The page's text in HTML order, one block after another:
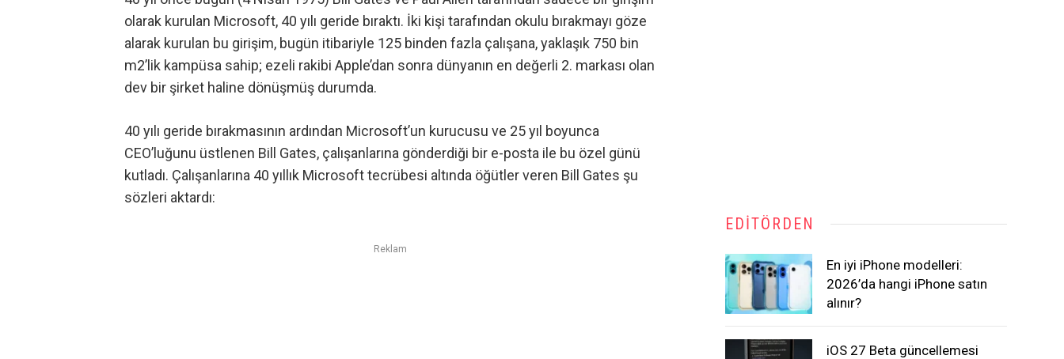
olarak kurulan Microsoft, 40 yılı geride bıraktı. İki kişi tarafından okulu bırakmayı göze
alarak kurulan bu girişim, bugün itibariyle 125 binden fazla çalışana, yaklaşık 750 bin
m2’lik kampüsa sahip; ezeli rakibi Apple’dan sonra dünyanın en değerli 2. markası olan
dev bir şirket haline dönüşmüş durumda.
40 yılı geride bırakmasının ardından Microsoft’un kurucusu ve 25 yıl boyunca
CEO’luğunu üstlenen Bill Gates, çalışanlarına gönderdiği bir e-posta ile bu özel günü
kutladı. Çalışanlarına 40 yıllık Microsoft tecrübesi altında öğütler veren Bill Gates şu
sözleri aktardı:
Reklam
EDITÖRDEN
En iyi iPhone modelleri:
2026’da hangi iPhone satın
alınır?
iOS 27 Beta güncellemesi